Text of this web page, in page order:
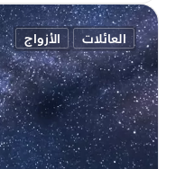
العائلات الأزواج